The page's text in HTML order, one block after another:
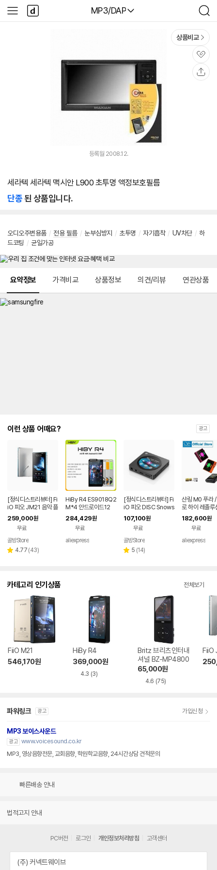
다나와
MP3/DAP
검
색
사
이
다
나
와
상품비교
관
심
등록월 2008.12.
세라텍 세라텍 맥시안 L900 초투명 액정보호필름
단종된 상품입니다.
오디오주변용품 / 전용 필름 / 눈부심방지 / 초투명 / 자기흡착 / UV차단 / 하
드코팅 / 균일가공
요약정보 가격비교 상품정보 의견/리뷰 연관상품
이런 상품 어때요? 광고
[정식디스트리뷰터] Fi
iO 피오 JM21 음악 플
레이어 4+64G / 1년
국내 AS
259,000원
무료
골방Store
별 4.77 리
(43)
HiBy R4 ES9018Q2
M*4 안드로이드12
하이파이 음악 플레이
어 MP3 오디오 블루
투스 WiFi DSD256
MQA 16x USB DAC
헤드폰 앰프 11시간 사
284,429원
무료
aliexpress
[정식디스트리뷰터] Fi
iO 피오 DISC Snows
ky 음악 플레이어 / 1
년 국내 AS
107,100원
무료
골방Store
별 5 리
(14)
샨링 M0 푸라
로 하이 레졸루
오 HIFI 블루투
용 음악 MP3
어 USB DAC
S43131
PCM384
182,600원
무료
aliexpress
카테고리 인기상품 전체보기
FiiO M21
546,170원
HiBy R4
369,000원
4.3 (3)
Britz 브리츠인터내
셔널 BZ-MP4800
65,000원
4.6 (75)
FiiO
파워링크 광고 가입신청
MP3 보이스사운드
광고 www.voicesound.co.kr
MP3, 영상음향전문, 교회음향, 학원학교음향, 24시간상담 견적문의
빠른배송 안내
법적고지 안내
PC버전 로그인 개인정보처리방침 고객센터
(주) 커넥트웨이브